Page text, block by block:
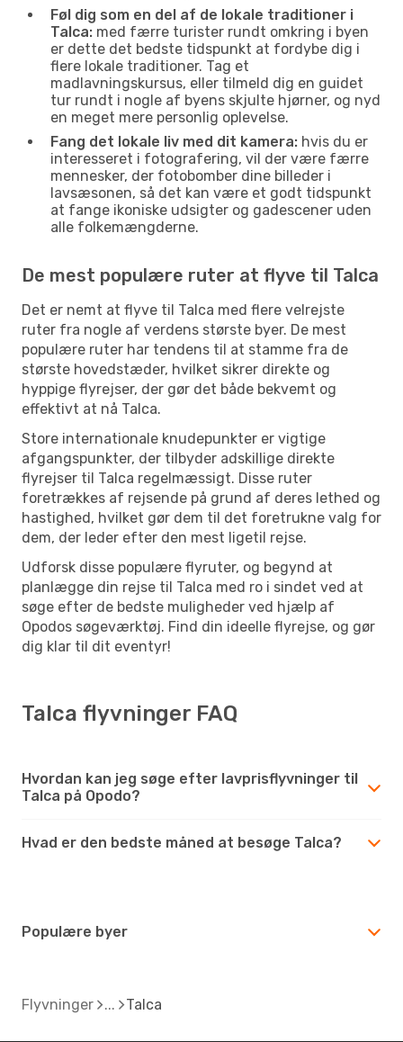
Føl dig som en del af de lokale traditioner i
Talca: med færre turister rundt omkring i byen
er dette det bedste tidspunkt at fordybe dig i
flere lokale traditioner. Tag et
madlavningskursus, eller tilmeld dig en guidet
tur rundt i nogle af byens skjulte hjørner, og nyd
en meget mere personlig oplevelse.
Fang det lokale liv med dit kamera: hvis du er
interesseret i fotografering, vil der være færre
mennesker, der fotobomber dine billeder i
lavsæsonen, så det kan være et godt tidspunkt
at fange ikoniske udsigter og gadescener uden
alle folkemængderne.
De mest populære ruter at flyve til Talca
Det er nemt at flyve til Talca med flere velrejste
ruter fra nogle af verdens største byer. De mest
populære ruter har tendens til at stamme fra de
største hovedstæder, hvilket sikrer direkte og
hyppige flyrejser, der gør det både bekvemt og
effektivt at nå Talca.
Store internationale knudepunkter er vigtige
afgangspunkter, der tilbyder adskillige direkte
flyrejser til Talca regelmæssigt. Disse ruter
foretrækkes af rejsende på grund af deres lethed og
hastighed, hvilket gør dem til det foretrukne valg for
dem, der leder efter den mest ligetil rejse.
Udforsk disse populære flyruter, og begynd at
planlægge din rejse til Talca med ro i sindet ved at
søge efter de bedste muligheder ved hjælp af
Opodos søgeværktøj. Find din ideelle flyrejse, og gør
dig klar til dit eventyr!
Talca flyvninger FAQ
Hvordan kan jeg søge efter lavprisflyvninger til
Talca på Opodo?
Hvad er den bedste måned at besøge Talca?
Populære byer
Flyvninger Talca